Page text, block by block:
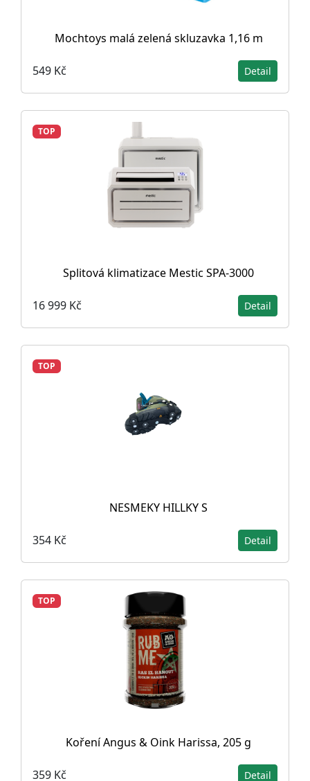
Mochtoys malá zelená skluzavka 1,16 m
549 Kč Detail
TOP
Splitová klimatizace Mestic SPA-3000
16 999 Kč Detail
TOP
NESMEKY HILLKY S
354 Kč Detail
TOP
Koření Angus & Oink Harissa, 205 g
359 Kč Detail